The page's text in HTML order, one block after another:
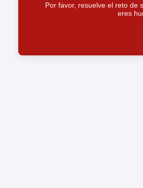
Por favor, resuelve el reto de
eres